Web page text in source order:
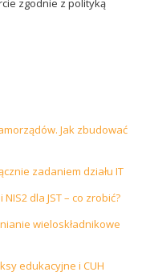
zgodnie z polityką
Jak zbudować
zadaniem działu IT
dla JST – co zrobić?
wieloskładnikowe
edukacyjne i CUH